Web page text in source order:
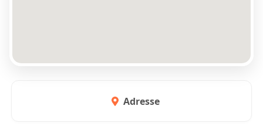
Adresse